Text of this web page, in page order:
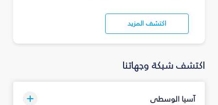
اكتشف المزيد
اكتشف شبكة وجهاتنا
آسيا الوسطى